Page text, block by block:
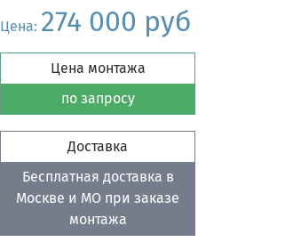
Цена: 274 000 руб
Цена монтажа
по запросу
Доставка
Бесплатная доставка в
Москве и МО при заказе
монтажа